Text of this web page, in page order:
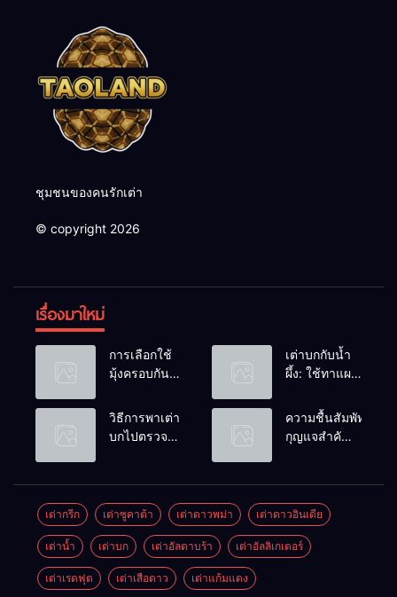
ชุมชนของคนรักเต่า
© copyright 2026
เรื่องมาใหม่
การเลือกใช้
มุ้งครอบกัน
วางไข่ในคอก
เต่า
เต่าบกกับน้ำ
ผึ้ง: ใช้ทาแผล
ดื่มได้ไหม?
วิธีการพาเต่า
บกไปตรวจ
ความชื้นสัมพัทธ์:
กุญแจสำคัญ
เต่ากรีก เต่าซูคาต้า เต่าดาวพม่า เต่าดาวอินเดีย
เต่าน้ำ เต่าบก เต่าอัลดาบร้า เต่าอัลลิเกเตอร์
เต่าเรดฟุต เต่าเสือดาว เต่าแก้มแดง